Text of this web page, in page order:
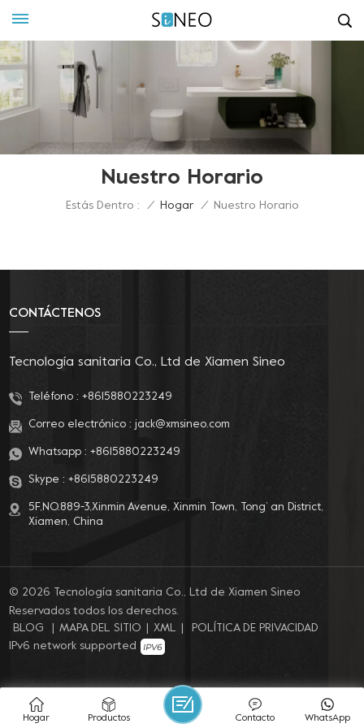
Nuestro Horario
Estás Dentro : / Hogar / Nuestro Horario
CONTÁCTENOS
Tecnología sanitaria Co., Ltd de Xiamen Sineo
Teléfono : +8615880223249
Correo electrónico : jack@xmsineo.com
Whatsapp : +8615880223249
Skype : +8615880223249
5F,NO.889-3,Xinmin Avenue, Xinmin Town, Tong’ an District,
Xiamen, China
© 2026 Tecnología sanitaria Co., Ltd de Xiamen Sineo
Reservados todos los derechos.
BLOG
MAPA DEL SITIO XML
POLÍTICA DE PRIVACIDAD
IPv6 network supported
Hogar Productos WhatsApp
Contacto